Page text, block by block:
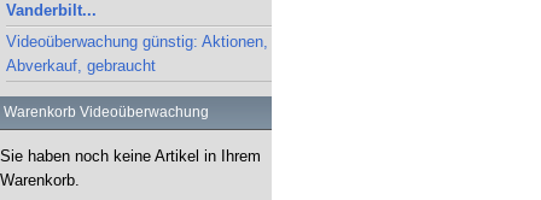
Vanderbilt...
Videoüberwachung günstig: Aktionen,
Abverkauf, gebraucht
Warenkorb Videoüberwachung
Sie haben noch keine Artikel in Ihrem
Warenkorb.